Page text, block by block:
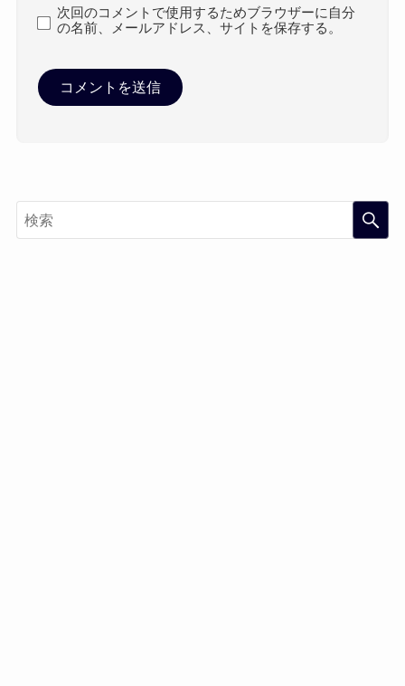
次回のコメントで使用するためブラウザーに自分
の名前、メールアドレス、サイトを保存する。